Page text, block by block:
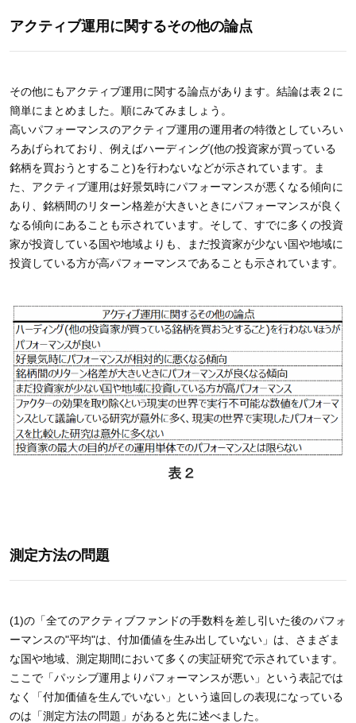
アクティブ運用に関するその他の論点
その他にもアクティブ運用に関する論点があります。結論は表２に
簡単にまとめました。順にみてみましょう。
高いパフォーマンスのアクティブ運用の運用者の特徴としていろい
ろあげられており、例えばハーディング(他の投資家が買っている
銘柄を買おうとすること)を行わないなどが示されています。ま
た、アクティブ運用は好景気時にパフォーマンスが悪くなる傾向に
あり、銘柄間のリターン格差が大きいときにパフォーマンスが良く
なる傾向にあることも示されています。そして、すでに多くの投資
家が投資している国や地域よりも、まだ投資家が少ない国や地域に
投資している方が高パフォーマンスであることも示されています。
測定方法の問題
(1)の「全てのアクティブファンドの手数料を差し引いた後のパフォ
ーマンスの"平均"は、付加価値を生み出していない」は、さまざま
な国や地域、測定期間において多くの実証研究で示されています。
ここで「パッシブ運用よりパフォーマンスが悪い」という表記では
なく「付加価値を生んでいない」という遠回しの表現になっている
のは「測定方法の問題」があると先に述べました。